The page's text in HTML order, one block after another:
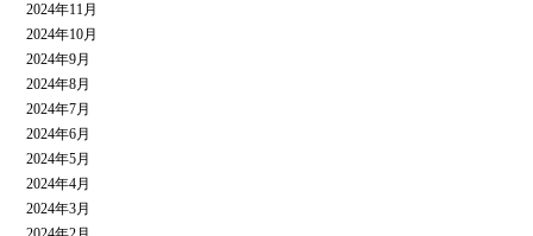
2024年11月
2024年10月
2024年9月
2024年8月
2024年7月
2024年6月
2024年5月
2024年4月
2024年3月